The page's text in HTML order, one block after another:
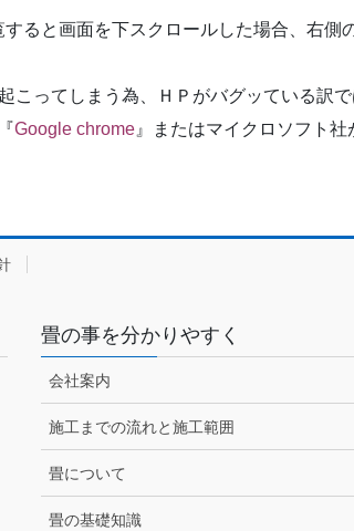
ると画面を下スクロールした場合、右
こってしまう為、ＨＰがバグッている訳で
Google chrome 』またはマイクロソフト社
畳の事を分かりやすく
会社案内
施工までの流れと施工範囲
畳について
畳の基礎知識